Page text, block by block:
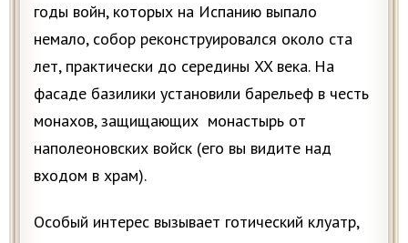
годы вoйн, которых на Испанию выпало
немало, собор реконструировался около ста
лет, практически до середины XX века. На
фасаде базилики установили барельеф в честь
монахов, защищающих монастырь от
наполеоновских войск (его вы видите над
входом в храм).
Особый интерес вызывает готический клуатр,